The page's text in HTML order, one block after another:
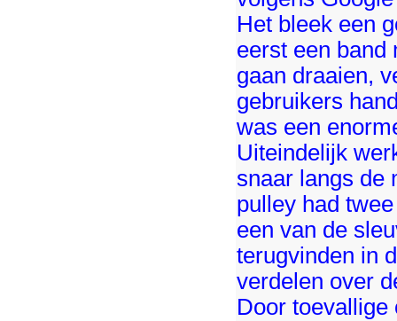
Het bleek een
eerst een band
gaan draaien,
gebruikers
was een
Uiteindelijk
snaar langs de
pulley had
een van de
terugvinden in
verdelen over
Door toevallige